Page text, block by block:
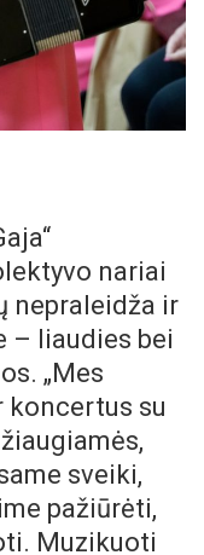
nariai
nepraleidža ir
– liaudies bei
„Mes
koncertus su
sveiki,
pažiūrėti,
Muzikuoti